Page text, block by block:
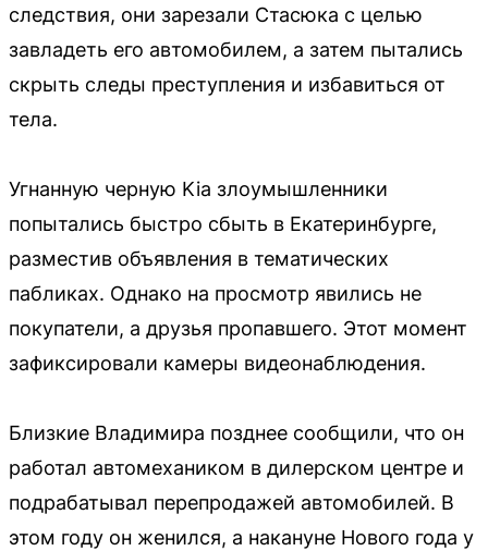
следствия, они зарезали Стасюка с целью
завладеть его автомобилем, а затем пытались
скрыть следы преступления и избавиться от
тела.
Угнанную черную Kia злоумышленники
попытались быстро сбыть в Екатеринбурге,
разместив объявления в тематических
пабликах. Однако на просмотр явились не
покупатели, а друзья пропавшего. Этот момент
зафиксировали камеры видеонаблюдения.
Близкие Владимира позднее сообщили, что он
работал автомехаником в дилерском центре и
подрабатывал перепродажей автомобилей. В
этом году он женился, а накануне Нового года у